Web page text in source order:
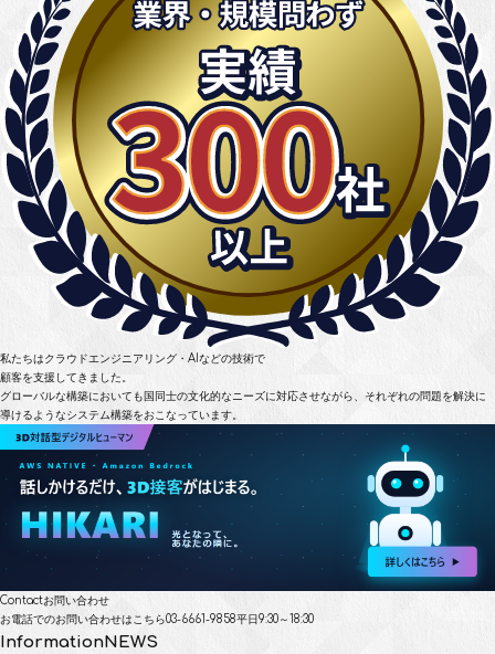
私たちはクラウドエンジニアリング・AIなどの技術で
顧客を支援してきました。
グローバルな構築においても国同士の文化的なニーズに対応させながら、 それぞれの問題を解決に
導けるようなシステム構築をおこなっています。
Contactお問い合わせ
お電話でのお問い合わせはこちら03-6661-9858平日9:30～18:30
InformationNEWS